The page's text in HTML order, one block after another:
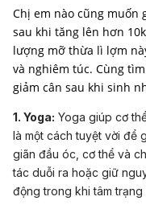
Chị em nào cũng muốn
sau khi tăng lên hơn
lượng mỡ thừa lì lợm
và nghiêm túc. Cùng
giảm cân sau khi sinh
1. Yoga: Yoga giúp cơ
là một cách tuyệt vời để
giãn đầu óc, cơ thể và
tác duỗi ra hoặc giữ
động trong khi tâm